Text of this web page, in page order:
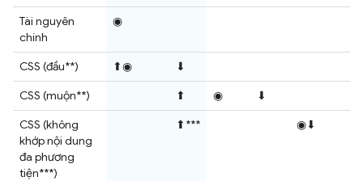
Tài nguyên
chính
◉
CSS (đầu**) ⬆◉
⬇
CSS (muộn**)
⬆ ◉
⬇
CSS (không
khớp nội dung
đa phương
tiện***)
⬆*** ◉⬇